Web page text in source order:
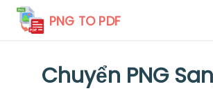
PNG TO PDF
Chuyển PNG